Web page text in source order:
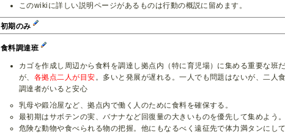
このwikiに詳しい説明ページがあるものは行動の概説に留めます。
初期のみ
食料調達班
カゴを作成し周辺から食料を調達し拠点内（特に育児場）に集める重要な班だ
が、 各拠点二人が目安 。多いと発展が遅れる。一人でも問題はないが、二人
調達者がいると安心
乳母や鍛冶屋など、拠点内で働く人のために食料を確保する。
最初期はサボテンの実、バナナなど回復量の大きいものを優先して集めよう。
危険な動物や食べられる物の把握。他にもなるべく遠征先で体力満タンにし